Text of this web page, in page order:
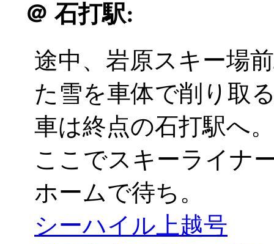
＠ 石打駅:
途中、岩原スキー場
た雪を車体で削り取
車は終点の石打駅へ。
ここでスキーライナ
ホームで待ち。
シーハイル上越号